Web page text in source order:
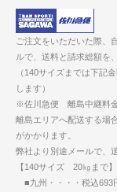
ご注文をいただいた際、
ルで、送料と請求総額を
（140サイズまでは下記
します）
※佐川急便 離島中継料
離島エリアへ配送する場
がかかります。
弊社より別途メールで、
【140サイズ 20㎏まで】
■九州・・・・税込693